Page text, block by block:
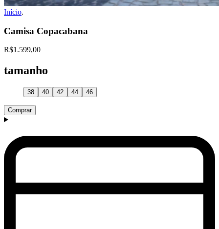
Início.
Camisa Copacabana
R$1.599,00
tamanho
38 40 42 44 46
Comprar